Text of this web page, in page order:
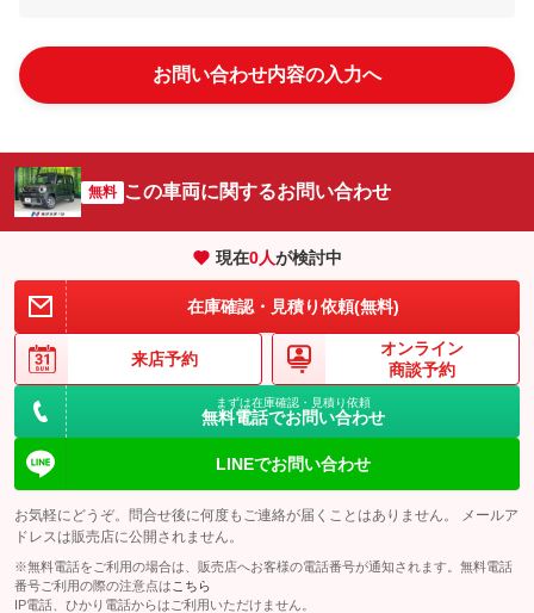
お問い合わせ内容の入力へ
無料 この車両に関するお問い合わせ
現在0人が検討中
在庫確認・見積り依頼(無料)
来店予約
オンライン
商談予約
まずは在庫確認・見積り依頼
無料電話でお問い合わせ
LINEでお問い合わせ
お気軽にどうぞ。問合せ後に何度もご連絡が届くことはありません。 メールア
ドレスは販売店に公開されません。
※無料電話をご利用の場合は、販売店へお客様の電話番号が通知されます。無料電話
番号ご利用の際の注意点は こちら
IP電話、ひかり電話からはご利用いただけません。